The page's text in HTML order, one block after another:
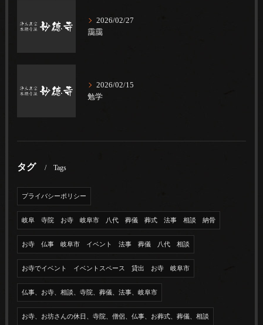
2026/02/27
靄靄
2026/02/15
勉学
タグ Tags
プライバシーポリシー
岐阜 寺院 お寺 岐阜市 八代 葬儀 葬式 法事 相談 納骨
お寺 仏事 岐阜市 イベント 法事 葬儀 八代 相談
お寺でイベント イベントスペース 貸出 お寺 岐阜市
仏事、お寺、相談、寺院、葬儀、法事、岐阜市
お寺、お坊さんの休日、寺院、僧侶、仏事、お葬式、葬儀、相談